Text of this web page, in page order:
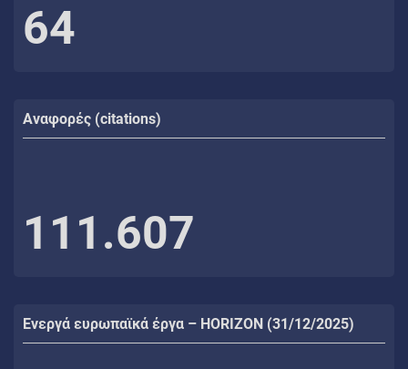
64
Αναφορές (citations)
111.607
Ενεργά ευρωπαϊκά έργα – HORIZON (31/12/2025)